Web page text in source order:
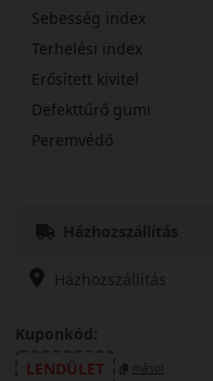
Sebesség index
Terhelési index
Erősített kivitel
Defekttűrő gumi
Peremvédő
Házhozszállítás
Házhozszállítás
Kuponkód:
LENDÜLET
másol